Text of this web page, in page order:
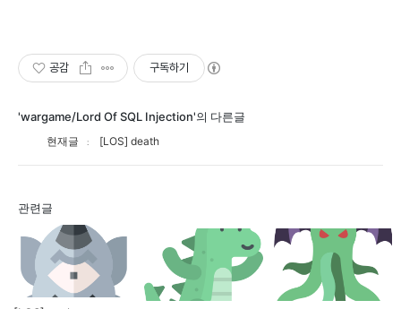
공감 구독하기
'wargame/Lord Of SQL Injection'의 다른글
현재글 [LOS] death
관련글